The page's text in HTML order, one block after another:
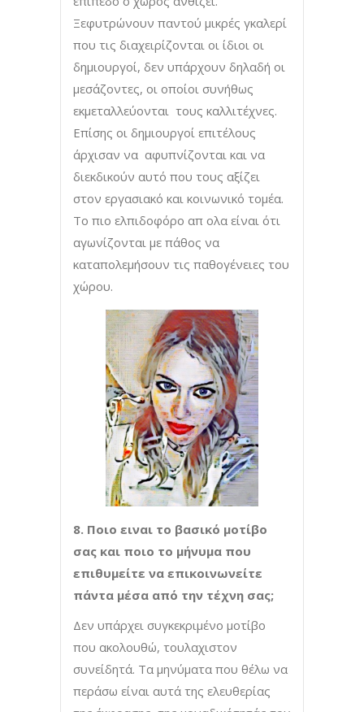
Ξεφυτρώνουν παντού μικρές γκαλερί
που τις διαχειρίζονται οι ίδιοι οι
δημιουργοί, δεν υπάρχουν δηλαδή οι
μεσάζοντες, οι οποίοι συνήθως
εκμεταλλεύονται τους καλλιτέχνες.
Επίσης οι δημιουργοί επιτέλους
άρχισαν να αφυπνίζονται και να
διεκδικούν αυτό που τους αξίζει
στον εργασιακό και κοινωνικό τομέα.
Το πιο ελπιδοφόρο απ ολα είναι ότι
αγωνίζονται με πάθος να
καταπολεμήσουν τις παθογένειες του
χώρου.
8. Ποιο ειναι το βασικό μοτίβο
σας και ποιο το μήνυμα που
επιθυμείτε να επικοινωνείτε
πάντα μέσα από την τέχνη σας;
Δεν υπάρχει συγκεκριμένο μοτίβο
που ακολουθώ, τουλαχιστον
συνείδητά. Τα μηνύματα που θέλω να
περάσω είναι αυτά της ελευθερίας